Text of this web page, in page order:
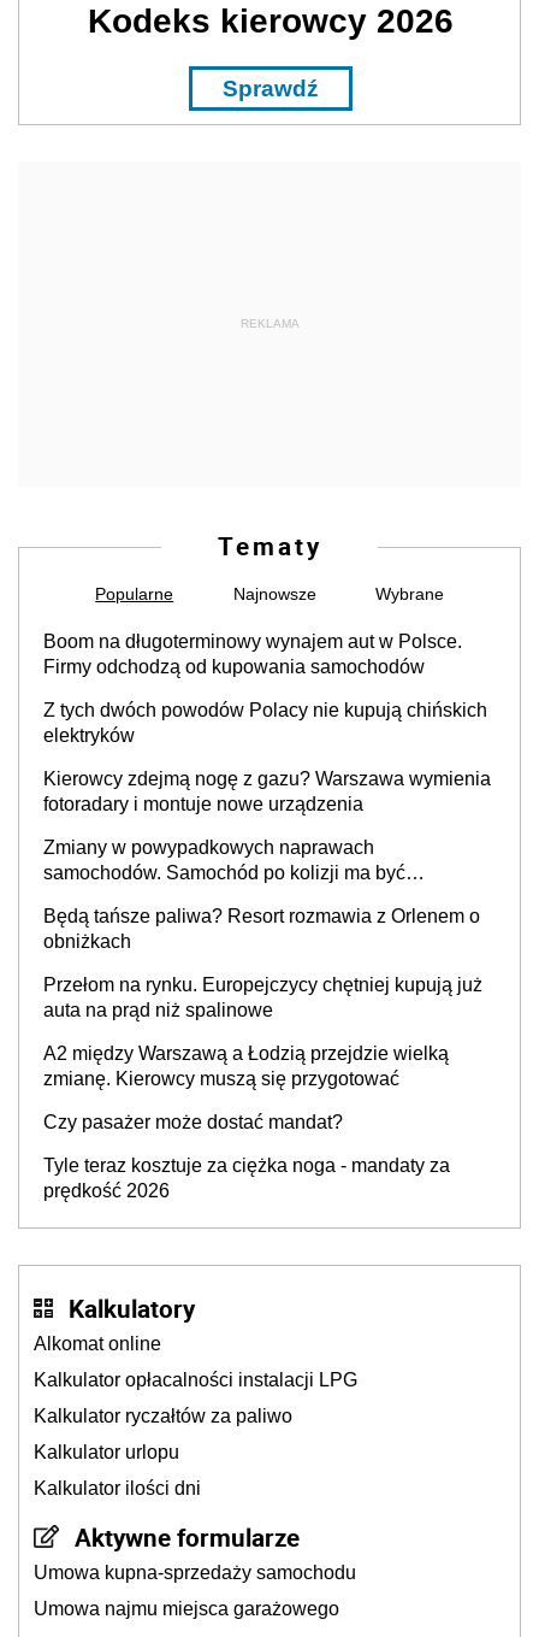
Kodeks kierowcy 2026
Sprawdź
REKLAMA
Tematy
Popularne Najnowsze Wybrane
Boom na długoterminowy wynajem aut w Polsce.
Firmy odchodzą od kupowania samochodów
Z tych dwóch powodów Polacy nie kupują chińskich
elektryków
Kierowcy zdejmą nogę z gazu? Warszawa wymienia
fotoradary i montuje nowe urządzenia
Zmiany w powypadkowych naprawach
samochodów. Samochód po kolizji ma być
producenta
Będą tańsze paliwa? Resort rozmawia z Orlenem o
obniżkach
Przełom na rynku. Europejczycy chętniej kupują już
auta na prąd niż spalinowe
A2 między Warszawą a Łodzią przejdzie wielką
zmianę. Kierowcy muszą się przygotować
Czy pasażer może dostać mandat?
Tyle teraz kosztuje za ciężka noga - mandaty za
prędkość 2026
Kalkulatory
Alkomat online
Kalkulator opłacalności instalacji LPG
Kalkulator ryczałtów za paliwo
Kalkulator urlopu
Kalkulator ilości dni
Aktywne formularze
Umowa kupna-sprzedaży samochodu
Umowa najmu miejsca garażowego